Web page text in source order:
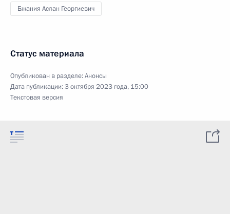
Бжания Аслан Георгиевич
Статус материала
Опубликован в разделе:Анонсы
Дата публикации:3 октября 2023 года, 15:00
Текстовая версия